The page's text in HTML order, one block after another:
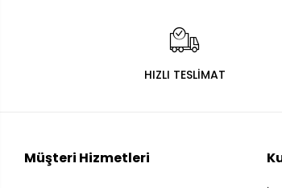
HIZLI TESLİMAT
Müşteri Hizmetleri